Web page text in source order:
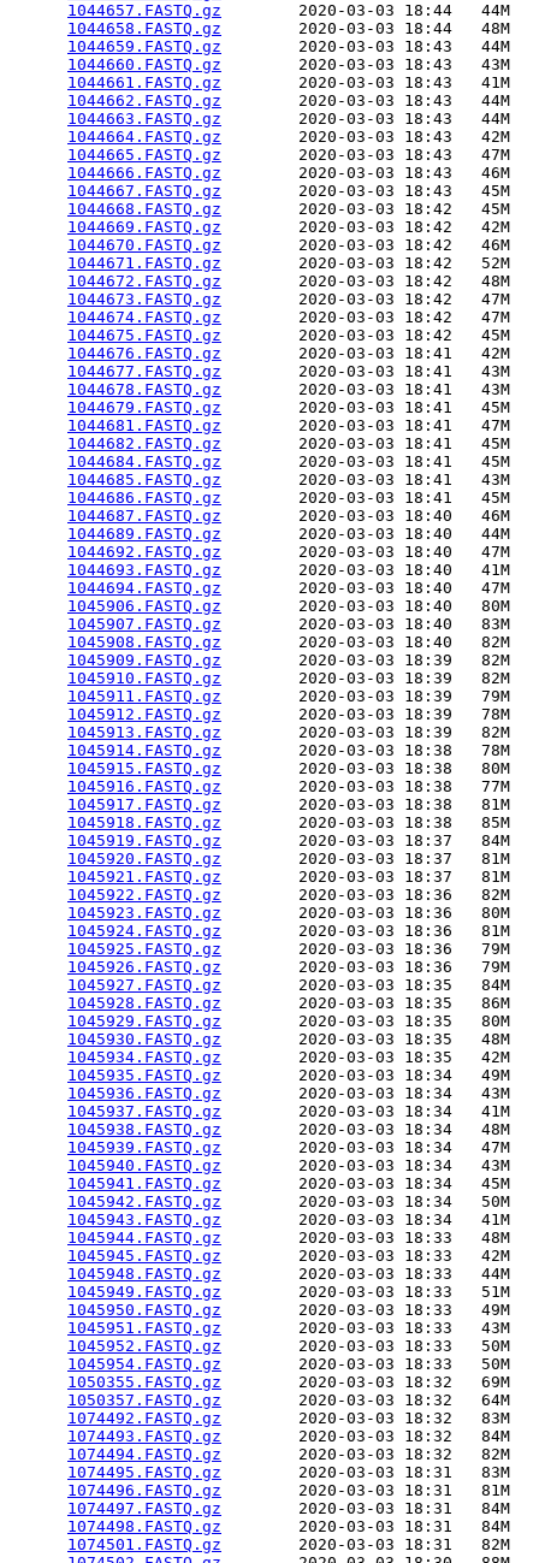
1044657.FASTQ.gz
        2020-03-03 18:44   44M
1044658.FASTQ.gz
        2020-03-03 18:44   48M
1044659.FASTQ.gz
        2020-03-03 18:43   44M
1044660.FASTQ.gz
        2020-03-03 18:43   43M
1044661.FASTQ.gz
        2020-03-03 18:43   41M
1044662.FASTQ.gz
        2020-03-03 18:43   44M
1044663.FASTQ.gz
        2020-03-03 18:43   44M
1044664.FASTQ.gz
        2020-03-03 18:43   42M
1044665.FASTQ.gz
        2020-03-03 18:43   47M
1044666.FASTQ.gz
        2020-03-03 18:43   46M
1044667.FASTQ.gz
        2020-03-03 18:43   45M
1044668.FASTQ.gz
        2020-03-03 18:42   45M
1044669.FASTQ.gz
        2020-03-03 18:42   42M
1044670.FASTQ.gz
        2020-03-03 18:42   46M
1044671.FASTQ.gz
        2020-03-03 18:42   52M
1044672.FASTQ.gz
        2020-03-03 18:42   48M
1044673.FASTQ.gz
        2020-03-03 18:42   47M
1044674.FASTQ.gz
        2020-03-03 18:42   47M
1044675.FASTQ.gz
        2020-03-03 18:42   45M
1044676.FASTQ.gz
        2020-03-03 18:41   42M
1044677.FASTQ.gz
        2020-03-03 18:41   43M
1044678.FASTQ.gz
        2020-03-03 18:41   43M
1044679.FASTQ.gz
        2020-03-03 18:41   45M
1044681.FASTQ.gz
        2020-03-03 18:41   47M
1044682.FASTQ.gz
        2020-03-03 18:41   45M
1044684.FASTQ.gz
        2020-03-03 18:41   45M
1044685.FASTQ.gz
        2020-03-03 18:41   43M
1044686.FASTQ.gz
        2020-03-03 18:41   45M
1044687.FASTQ.gz
        2020-03-03 18:40   46M
1044689.FASTQ.gz
        2020-03-03 18:40   44M
1044692.FASTQ.gz
        2020-03-03 18:40   47M
1044693.FASTQ.gz
        2020-03-03 18:40   41M
1044694.FASTQ.gz
        2020-03-03 18:40   47M
1045906.FASTQ.gz
        2020-03-03 18:40   80M
1045907.FASTQ.gz
        2020-03-03 18:40   83M
1045908.FASTQ.gz
        2020-03-03 18:40   82M
1045909.FASTQ.gz
        2020-03-03 18:39   82M
1045910.FASTQ.gz
        2020-03-03 18:39   82M
1045911.FASTQ.gz
        2020-03-03 18:39   79M
1045912.FASTQ.gz
        2020-03-03 18:39   78M
1045913.FASTQ.gz
        2020-03-03 18:39   82M
1045914.FASTQ.gz
        2020-03-03 18:38   78M
1045915.FASTQ.gz
        2020-03-03 18:38   80M
1045916.FASTQ.gz
        2020-03-03 18:38   77M
1045917.FASTQ.gz
        2020-03-03 18:38   81M
1045918.FASTQ.gz
        2020-03-03 18:38   85M
1045919.FASTQ.gz
        2020-03-03 18:37   84M
1045920.FASTQ.gz
        2020-03-03 18:37   81M
1045921.FASTQ.gz
        2020-03-03 18:37   81M
1045922.FASTQ.gz
        2020-03-03 18:36   82M
1045923.FASTQ.gz
        2020-03-03 18:36   80M
1045924.FASTQ.gz
        2020-03-03 18:36   81M
1045925.FASTQ.gz
        2020-03-03 18:36   79M
1045926.FASTQ.gz
        2020-03-03 18:36   79M
1045927.FASTQ.gz
        2020-03-03 18:35   84M
1045928.FASTQ.gz
        2020-03-03 18:35   86M
1045929.FASTQ.gz
        2020-03-03 18:35   80M
1045930.FASTQ.gz
        2020-03-03 18:35   48M
1045934.FASTQ.gz
        2020-03-03 18:35   42M
1045935.FASTQ.gz
        2020-03-03 18:34   49M
1045936.FASTQ.gz
        2020-03-03 18:34   43M
1045937.FASTQ.gz
        2020-03-03 18:34   41M
1045938.FASTQ.gz
        2020-03-03 18:34   48M
1045939.FASTQ.gz
        2020-03-03 18:34   47M
1045940.FASTQ.gz
        2020-03-03 18:34   43M
1045941.FASTQ.gz
        2020-03-03 18:34   45M
1045942.FASTQ.gz
        2020-03-03 18:34   50M
1045943.FASTQ.gz
        2020-03-03 18:34   41M
1045944.FASTQ.gz
        2020-03-03 18:33   48M
1045945.FASTQ.gz
        2020-03-03 18:33   42M
1045948.FASTQ.gz
        2020-03-03 18:33   44M
1045949.FASTQ.gz
        2020-03-03 18:33   51M
1045950.FASTQ.gz
        2020-03-03 18:33   49M
1045951.FASTQ.gz
        2020-03-03 18:33   43M
1045952.FASTQ.gz
        2020-03-03 18:33   50M
1045954.FASTQ.gz
        2020-03-03 18:33   50M
1050355.FASTQ.gz
        2020-03-03 18:32   69M
1050357.FASTQ.gz
        2020-03-03 18:32   64M
1074492.FASTQ.gz
        2020-03-03 18:32   83M
1074493.FASTQ.gz
        2020-03-03 18:32   84M
1074494.FASTQ.gz
        2020-03-03 18:32   82M
1074495.FASTQ.gz
        2020-03-03 18:31   83M
1074496.FASTQ.gz
        2020-03-03 18:31   81M
1074497.FASTQ.gz
        2020-03-03 18:31   84M
1074498.FASTQ.gz
        2020-03-03 18:31   84M
1074501.FASTQ.gz
        2020-03-03 18:31   82M